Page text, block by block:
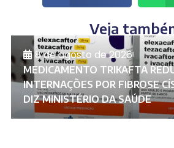
Veja
8 de agosto de 2026
MEDICAMENTO TRIKAFTA
INTERNAÇÕES POR FIBROSE
DIZ MINISTÉRIO DA SAÚDE